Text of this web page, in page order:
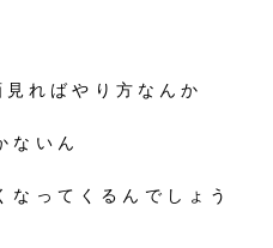
ればやり方なんか
ないん
なってくるんでしょう